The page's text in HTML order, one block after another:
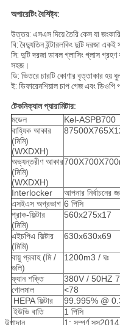
অপারেটিং বৈশিষ্ট্য:
উত্তর: এসএস দিয়ে তৈরি কেস যা
বি: বৈদ্যুতিন ইন্টারলকিং দুটি দরজা একই
সি: দুটি দরজা ডাবল গ্লাসিং গ্লাস
সহজ।
ডি: ভিতরে চারটি কোণার বৃত্তাকার হয়
ই: ডিফারেনশিয়াল চাপ গেজ এবং ডিওপি
টেকনিক্যাল প্যারামিটার:
মডেল
Kel-ASPB700
বাহ্যিক আকার
(মিমি)
(WXDXH)
অভ্যন্তরীণ আকার
(মিমি)
(WXDXH)
Interlocker
আপনার নির্বাচনের
এসইএস অগ্রভাগ 6 পিসি
প্রাক-ফিল্টার
(মিমি)
560x275x17
এইচপিএ ফিল্টার
(মিমি)
630x630x69
বায়ু প্রবাহ (মি /
গুলি)
1200m3 / ঘঃ
ফ্যান শক্তি
380V / 50HZ
গোলমাল
<78
HEPA ফিল্টার
99.995% @ 0.3
ইউভি বাতি
1 পিসি
উপাদান
1: সম্পূর্ণ